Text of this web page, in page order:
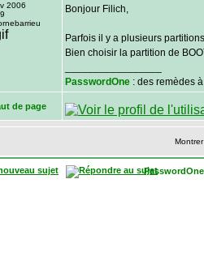
2006
Bonjour Filich,
Parfois il y a plusieurs
Bien choisir la partition de
PasswordOne : des remèdes
de page